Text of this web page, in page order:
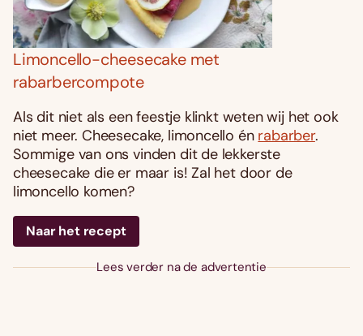
Limoncello-cheesecake met
rabarbercompote
Als dit niet als een feestje klinkt weten wij het ook
niet meer. Cheesecake, limoncello én rabarber.
Sommige van ons vinden dit de lekkerste
cheesecake die er maar is! Zal het door de
limoncello komen?
Naar het recept
Lees verder na de advertentie